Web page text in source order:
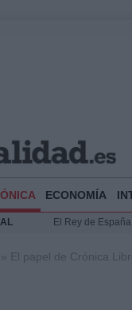
ECONOMÍA
El Rey de
Análisis de la
» El papel de Crónica